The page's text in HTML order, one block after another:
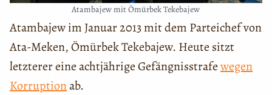
Atambajew mit Ömürbek Tekebajew
Atambajew im Januar 2013 mit dem Parteichef von
Ata-Meken, Ömürbek Tekebajew. Heute sitzt
letzterer eine achtjährige Gefängnisstrafewegen
Korruptionab.